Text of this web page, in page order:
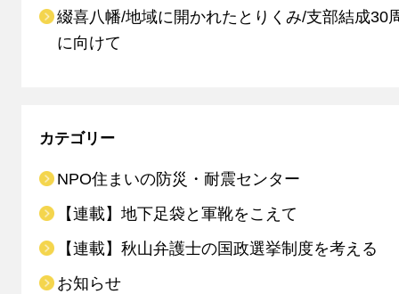
綴喜八幡/地域に開かれたとりくみ/支部結成30
に向けて
カテゴリー
NPO住まいの防災・耐震センター
【連載】地下足袋と軍靴をこえて
【連載】秋山弁護士の国政選挙制度を考える
お知らせ